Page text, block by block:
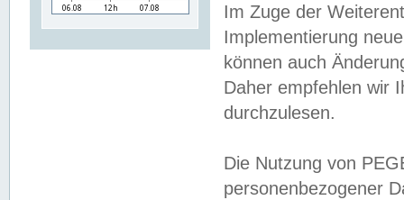
Im Zuge der
Implementierung
können auch
Daher empfehlen wir
durchzulesen.
Die Nutzung von
personenbezogener